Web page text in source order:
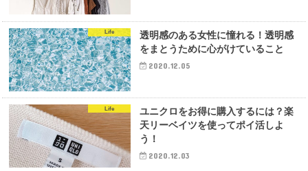
Life
透明感のある女性に憧れる！透明感
をまとうために心がけていること
2020.12.05
Life
ユニクロをお得に購入するには？楽
天リーベイツを使ってポイ活しよ
う！
2020.12.03